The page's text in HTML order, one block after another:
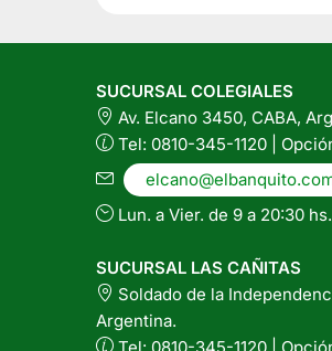
se
elegir
en
la
página
del
producto
SUCURSAL COLEGIALES
Av. Elcano 3450, CABA,
Tel: 0810-345-1120 |
Lun. a Vier. de 9 a 20:30
SUCURSAL LAS CAÑITAS
Soldado de la
Argentina.
Tel: 0810-345-1120 |